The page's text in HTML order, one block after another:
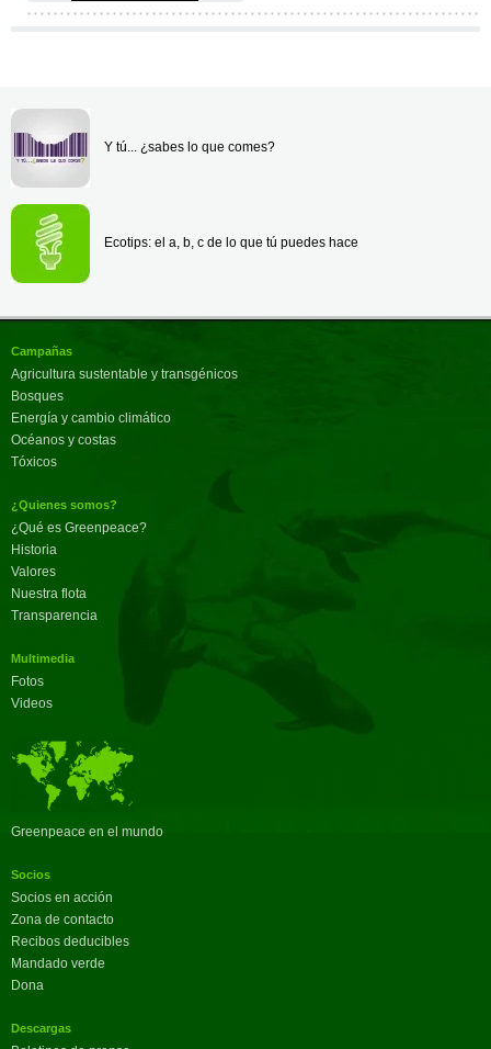
Y tú... ¿sabes lo que comes?
Ecotips: el a, b, c de lo que tú puedes hace
Campañas
Agricultura sustentable y transgénicos
Bosques
Energía y cambio climático
Océanos y costas
Tóxicos
¿Quienes somos?
¿Qué es Greenpeace?
Historia
Valores
Nuestra flota
Transparencia
Multimedia
Fotos
Videos
Greenpeace en el mundo
Socios
Socios en acción
Zona de contacto
Recibos deducibles
Mandado verde
Dona
Descargas